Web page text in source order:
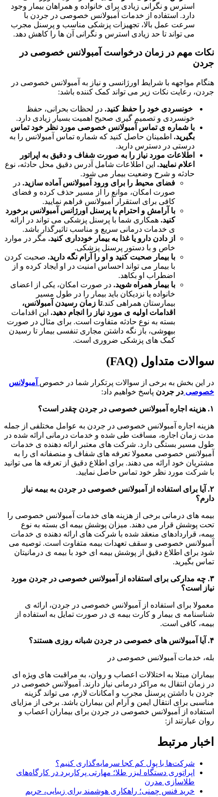
استرس و نگرانی زیادی برای خانواده و همراهان بیمار وجود
دارد. استفاده از خدمات آمبولانس خصوصی در جردن با
سرعت عمل بالا، تجهیزات پزشکی مناسب و پرسنل مجرب
می تواند تا حد زیادی استرس و نگرانی آن ها را کاهش دهد.
نکات مهم در زمان درخواست آمبولانس خصوصی در
جردن
هنگام مواجهه با شرایط اورژانسی و نیاز به آمبولانس خصوصی در
جردن، رعایت نکات زیر می تواند کمک کننده باشد:
خونسردی خود را حفظ کنید. در لحظات بحرانی، حفظ
خونسردی و تصمیم گیری صحیح اهمیت بسیار زیادی دارد.
با شماره ی تماس آمبولانس خصوصی مورد نظر خود تماس
بگیرید. اطمینان حاصل کنید که شماره تماس آمبولانس را به
درستی در دسترس دارید.
اطلاعات مورد نیاز را به صورت شفاف و دقیق به اپراتور
اعلام نمایید. این اطلاعات شامل آدرس دقیق محل حادثه، نوع
حادثه و شرح وضعیت بیمار می شود.
فضای محیط را برای ورود آمبولانس آماده سازید. در
صورت امکان، موانع را از مسیر حذف کرده و فضای
کافی برای استقرار آمبولانس فراهم نمایید.
با آرامش و احترام با پرسنل اورژانس آمبولانس برخورد
کنید. همکاری شما با پرسنل پزشکی می تواند در ارائه
ی خدمات درمانی سریع و مناسب تاثیرگذار باشد.
از دادن دارو یا غذا به بیمار خودداری کنید. مگر در موارد
خاص و با دستور پرسنل پزشکی.
با بیمار صحبت کنید و او را آرام نگه دارید. صحبت کردن
با بیمار می تواند احساس امنیت در او ایجاد کرده و از
اضطراب او بکاهد.
با بیمار همراه شوید. در صورت امکان، یکی از اعضای
خانواده یا نزدیکان باید بیمار را در طول مسیر
بیمارستان همراهی کند.تا زمان رسیدن آمبولانس،
اقدامات اولیه ی مورد نیاز را انجام دهید. این اقدامات
بسته به نوع حادثه متفاوت است. برای مثال در صورت
بیهوشی، باز نگه داشتن مجاری تنفسی بیمار تا رسیدن
کمک های پزشکی ضروری است.
سوالات متداول (FAQ)
در این بخش به برخی از سوالات پرتکرار شما در خصوص آمبولانس
خصوصی در جردن پاسخ خواهیم داد:
۱. هزینه اجاره آمبولانس خصوصی در جردن چقدر است؟
هزینه اجاره آمبولانس خصوصی در جردن به عوامل مختلفی از جمله
مدت زمان اجاره، مسافت طی شده و خدمات درمانی ارائه شده در
طول مسیر بستگی دارد. شرکت های معتبر ارائه دهنده ی خدمات
آمبولانس خصوصی معمولا تعرفه های شفاف و منصفانه ای را به
مشتریان خود ارائه می دهند. برای اطلاع دقیق از تعرفه ها می توانید
با شرکت مورد نظر خود تماس حاصل نمایید.
۲. آیا برای استفاده از آمبولانس خصوصی در جردن به بیمه نیاز
دارم؟
بیمه های درمانی برخی از هزینه های خدمات آمبولانس خصوصی را
تحت پوشش قرار می دهند. میزان پوشش بیمه ای بسته به نوع
بیمه، قراردادهای منعقد شده با شرکت های ارائه دهنده ی خدمات
آمبولانس خصوصی و سقف تعهدات بیمه متفاوت است. توصیه می
شود برای اطلاع دقیق از پوشش بیمه ای خود با بیمه ی درمانیتان
تماس بگیرید.
۳. چه مدارکی برای استفاده از آمبولانس خصوصی در جردن مورد
نیاز است؟
معمولا برای استفاده از آمبولانس خصوصی در جردن، ارائه ی
شناسنامه ی بیمار و کارت بیمه ی در صورت تمایل به استفاده از
بیمه، کافی است.
۴. آیا آمبولانس های خصوصی در جردن شبانه روزی هستند؟
بله، خدمات آمبولانس خصوصی در
بیماران مبتلا به اختلالات اعصاب و روان، به مراقبت های ویژه ای
در زمان انتقال به مراکز درمانی نیاز دارند. آمبولانس خصوصی در
جردن با داشتن پرسنل مجرب و امکانات لازم، می تواند گزینه
مناسبی برای انتقال ایمن و آرام این بیماران باشد. برخی از مزایای
استفاده از آمبولانس خصوصی در جردن برای بیماران اعصاب و
روان عبارتند از :
اخبار مرتبط
شرکت‌ها با پول کم کجا سرمایه‌گذاری کنیم؟
اپراتوری دستگاه لیزر طلا؛ مهارتی پرکاربرد در کارگاه‌های
طلاسازی مدرن
خرید فنس چمنی؛ راهکاری هوشمند برای زیبایی، حریم